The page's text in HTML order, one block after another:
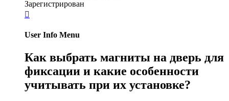
Зарегистрирован

User Info Menu
Как выбрать магниты на дверь для
фиксации и какие особенности
учитывать при их установке?